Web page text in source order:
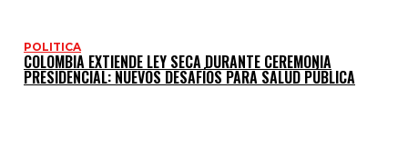
POLITICA
COLOMBIA EXTIENDE LEY SECA DURANTE CEREMONIA
PRESIDENCIAL: NUEVOS DESAFÍOS PARA SALUD PÚBLICA